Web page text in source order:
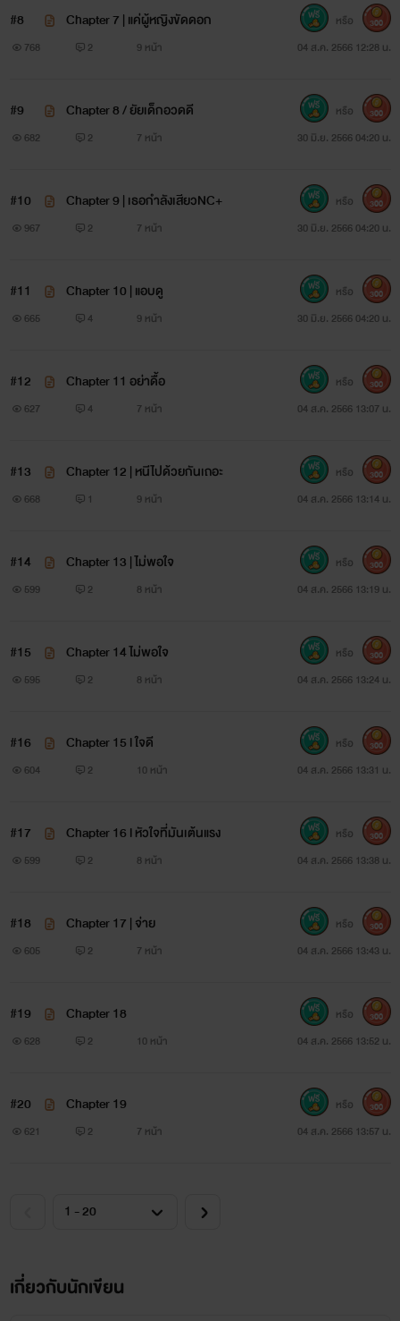
#8 Chapter 7 | แค่ผู้หญิงขัดดอก
768 2 9 หน้า 04 ส.ค. 2566 12:28 น.
หรือ 300
#9 Chapter 8 / ยัยเด็กอวดดี
682 2 7 หน้า 30 มิ.ย. 2566 04:20 น.
หรือ 300
#10 Chapter 9 | เธอกำลังเสียวNC+
967 2 7 หน้า 30 มิ.ย. 2566 04:20 น.
หรือ 300
#11 Chapter 10 | แอบดู
665 4 9 หน้า 30 มิ.ย. 2566 04:20 น.
หรือ 300
#12 Chapter 11 อย่าดื้อ
627 4 7 หน้า 04 ส.ค. 2566 13:07 น.
หรือ 300
#13 Chapter 12 | หนีไปด้วยกันเถอะ
668 1 9 หน้า 04 ส.ค. 2566 13:14 น.
หรือ 300
#14 Chapter 13 | ไม่พอใจ
599 2 8 หน้า 04 ส.ค. 2566 13:19 น.
หรือ 300
#15 Chapter 14 ไม่พอใจ
595 2 8 หน้า 04 ส.ค. 2566 13:24 น.
หรือ 300
#16 Chapter 15 l ใจดี
604 2 10 หน้า 04 ส.ค. 2566 13:31 น.
หรือ 300
#17 Chapter 16 l หัวใจที่มันเต้นแรง
599 2 8 หน้า 04 ส.ค. 2566 13:38 น.
หรือ 300
#18 Chapter 17 | จ่าย
605 2 7 หน้า 04 ส.ค. 2566 13:43 น.
หรือ 300
#19 Chapter 18
628 2 10 หน้า 04 ส.ค. 2566 13:52 น.
หรือ 300
#20 Chapter 19
621 2 7 หน้า 04 ส.ค. 2566 13:57 น.
หรือ 300
เกี่ยวกับนักเขียน